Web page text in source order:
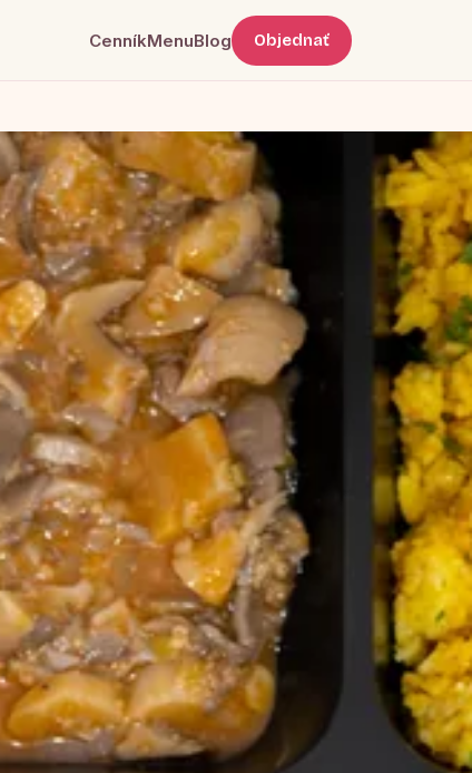
CenníkMenuBlog Objednať